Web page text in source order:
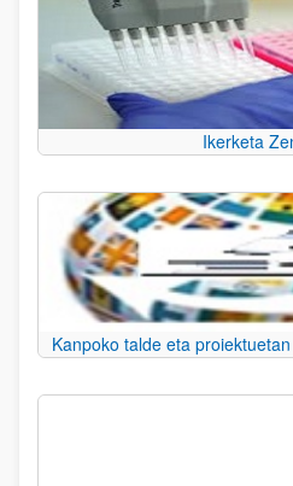
Ikerketa
Kanpoko talde eta